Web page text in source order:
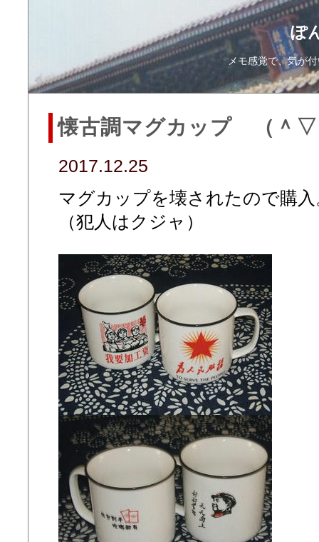
ぽ
メモ感覚で、気が
懐古調マグカップ （＾▽
2017.12.25
マグカップを壊されたので購入
（犯人はクジャ）